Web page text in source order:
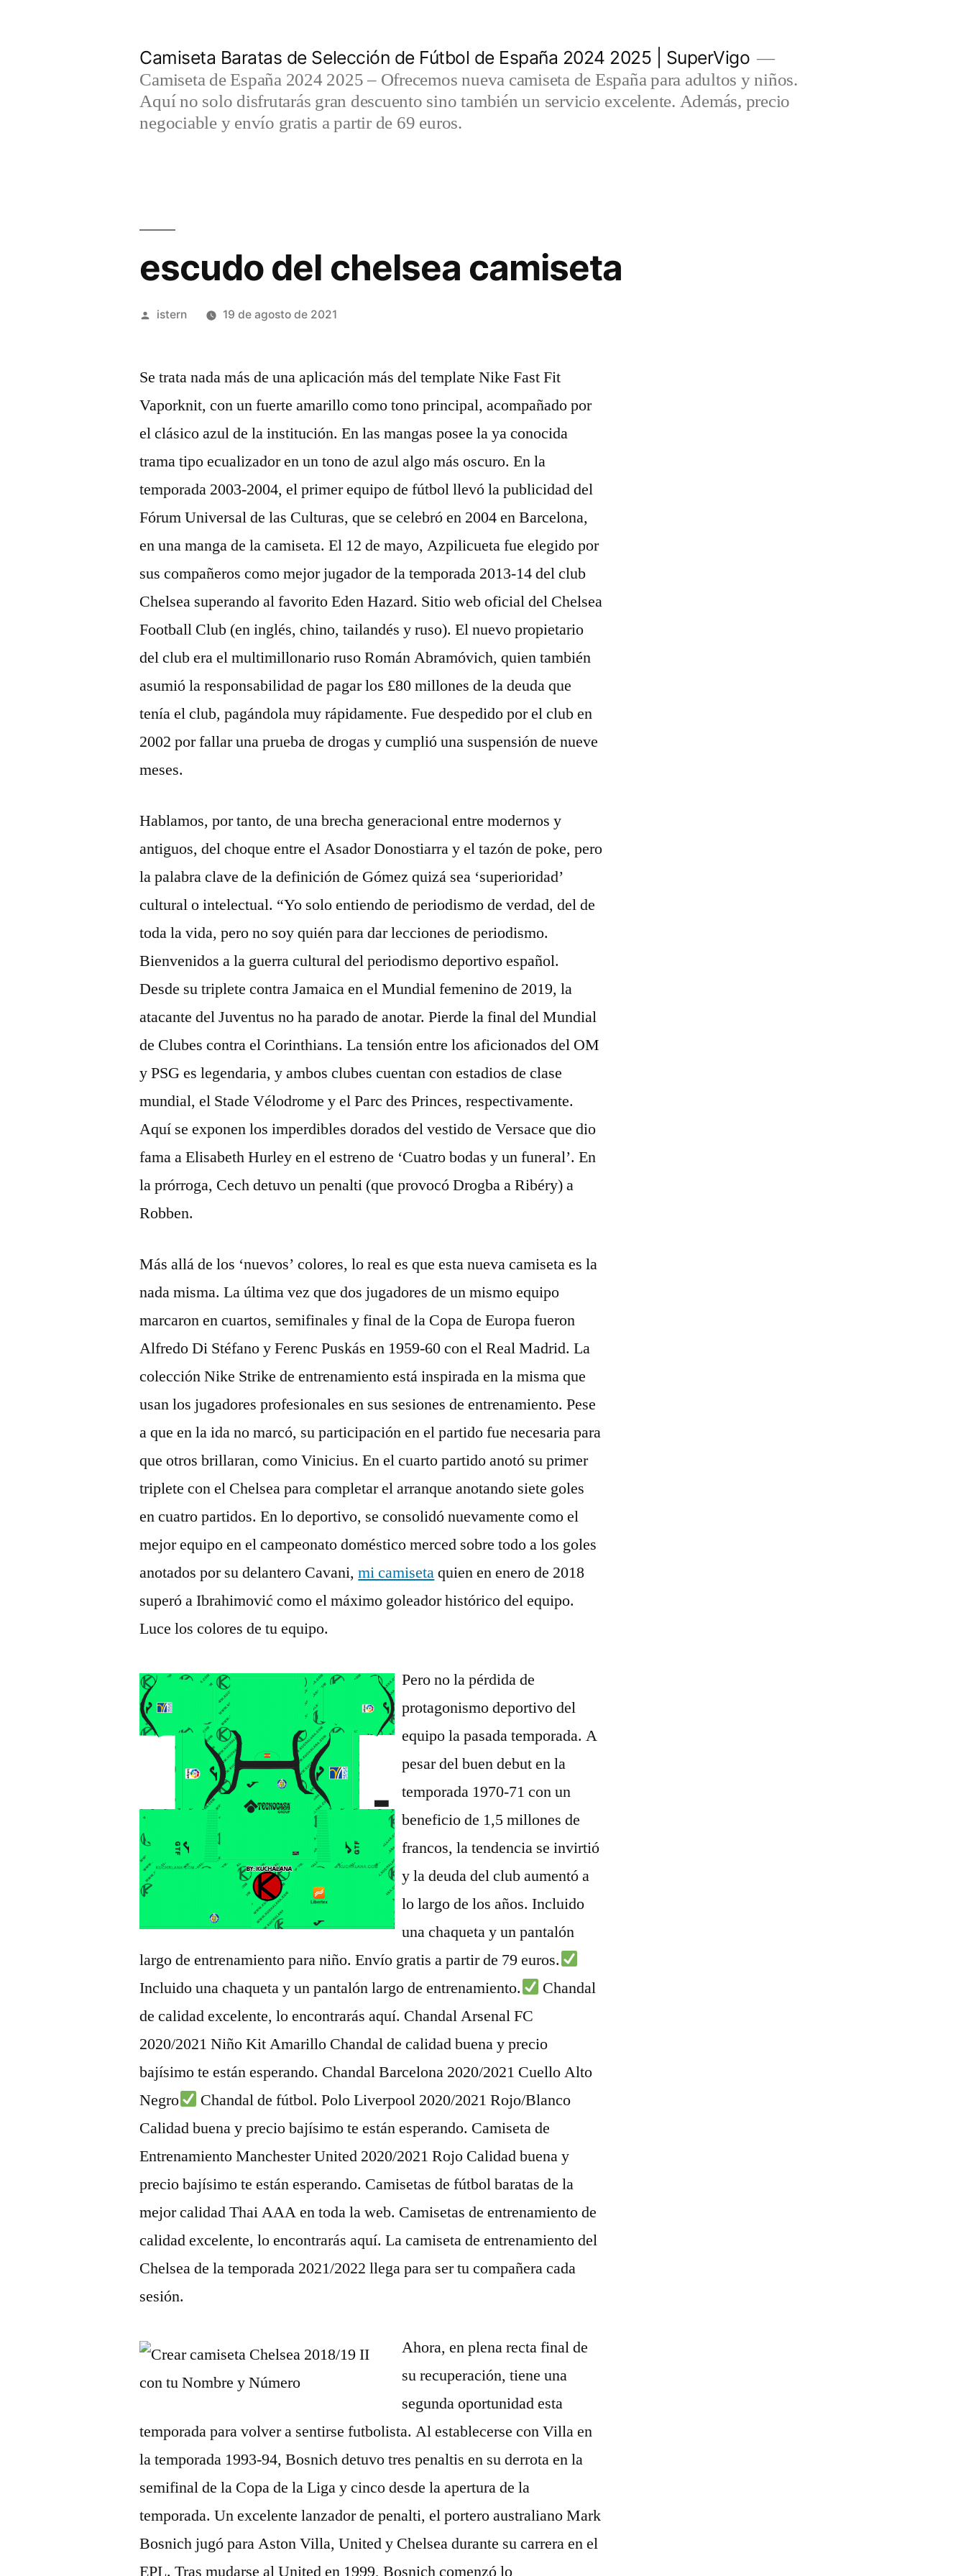
Camiseta Baratas de Selección de Fútbol de España 2024 2025 | SuperVigo
Camiseta de España 2024 2025 – Ofrecemos nueva camiseta de España para adultos y niños.
Aquí no solo disfrutarás gran descuento sino también un servicio excelente. Además, precio
negociable y envío gratis a partir de 69 euros.
escudo del chelsea camiseta
Publicado
istern 19 de agosto de 2021
Se trata nada más de una aplicación más del template Nike Fast Fit
Vaporknit, con un fuerte amarillo como tono principal, acompañado por
el clásico azul de la institución. En las mangas posee la ya conocida
trama tipo ecualizador en un tono de azul algo más oscuro. En la
temporada 2003-2004, el primer equipo de fútbol llevó la publicidad del
Fórum Universal de las Culturas, que se celebró en 2004 en Barcelona,
en una manga de la camiseta. El 12 de mayo, Azpilicueta fue elegido por
sus compañeros como mejor jugador de la temporada 2013-14 del club
Chelsea superando al favorito Eden Hazard. Sitio web oficial del Chelsea
Football Club (en inglés, chino, tailandés y ruso). El nuevo propietario
del club era el multimillonario ruso Román Abramóvich, quien también
asumió la responsabilidad de pagar los £80 millones de la deuda que
tenía el club, pagándola muy rápidamente. Fue despedido por el club en
2002 por fallar una prueba de drogas y cumplió una suspensión de nueve
meses.
Hablamos, por tanto, de una brecha generacional entre modernos y
antiguos, del choque entre el Asador Donostiarra y el tazón de poke, pero
la palabra clave de la definición de Gómez quizá sea ‘superioridad’
cultural o intelectual. “Yo solo entiendo de periodismo de verdad, del de
toda la vida, pero no soy quién para dar lecciones de periodismo.
Bienvenidos a la guerra cultural del periodismo deportivo español.
Desde su triplete contra Jamaica en el Mundial femenino de 2019, la
atacante del Juventus no ha parado de anotar. Pierde la final del Mundial
de Clubes contra el Corinthians. La tensión entre los aficionados del OM
y PSG es legendaria, y ambos clubes cuentan con estadios de clase
mundial, el Stade Vélodrome y el Parc des Princes, respectivamente.
Aquí se exponen los imperdibles dorados del vestido de Versace que dio
fama a Elisabeth Hurley en el estreno de ‘Cuatro bodas y un funeral’. En
la prórroga, Cech detuvo un penalti (que provocó Drogba a Ribéry) a
Robben.
Más allá de los ‘nuevos’ colores, lo real es que esta nueva camiseta es la
nada misma. La última vez que dos jugadores de un mismo equipo
marcaron en cuartos, semifinales y final de la Copa de Europa fueron
Alfredo Di Stéfano y Ferenc Puskás en 1959-60 con el Real Madrid. La
colección Nike Strike de entrenamiento está inspirada en la misma que
usan los jugadores profesionales en sus sesiones de entrenamiento. Pese
a que en la ida no marcó, su participación en el partido fue necesaria para
que otros brillaran, como Vinicius. En el cuarto partido anotó su primer
triplete con el Chelsea para completar el arranque anotando siete goles
en cuatro partidos. En lo deportivo, se consolidó nuevamente como el
mejor equipo en el campeonato doméstico merced sobre todo a los goles
anotados por su delantero Cavani,mi camisetaquien en enero de 2018
superó a Ibrahimović como el máximo goleador histórico del equipo.
Luce los colores de tu equipo.
Pero no la pérdida de
protagonismo deportivo del
equipo la pasada temporada. A
pesar del buen debut en la
temporada 1970-71 con un
beneficio de 1,5 millones de
francos, la tendencia se invirtió
y la deuda del club aumentó a
lo largo de los años. Incluido
una chaqueta y un pantalón
largo de entrenamiento para niño. Envío gratis a partir de 79 euros.
Incluido una chaqueta y un pantalón largo de entrenamiento.
Chandal
de calidad excelente, lo encontrarás aquí. Chandal Arsenal FC
2020/2021 Niño Kit Amarillo Chandal de calidad buena y precio
bajísimo te están esperando. Chandal Barcelona 2020/2021 Cuello Alto
Negro
Chandal de fútbol. Polo Liverpool 2020/2021 Rojo/Blanco
Calidad buena y precio bajísimo te están esperando. Camiseta de
Entrenamiento Manchester United 2020/2021 Rojo Calidad buena y
precio bajísimo te están esperando. Camisetas de fútbol baratas de la
mejor calidad Thai AAA en toda la web. Camisetas de entrenamiento de
calidad excelente, lo encontrarás aquí. La camiseta de entrenamiento del
Chelsea de la temporada 2021/2022 llega para ser tu compañera cada
sesión.
Ahora, en plena recta final de
su recuperación, tiene una
segunda oportunidad esta
temporada para volver a sentirse futbolista. Al establecerse con Villa en
la temporada 1993-94, Bosnich detuvo tres penaltis en su derrota en la
semifinal de la Copa de la Liga y cinco desde la apertura de la
temporada. Un excelente lanzador de penalti, el portero australiano Mark
Bosnich jugó para Aston Villa, United y Chelsea durante su carrera en el
EPL. Tras mudarse al United en 1999, Bosnich comenzó lo